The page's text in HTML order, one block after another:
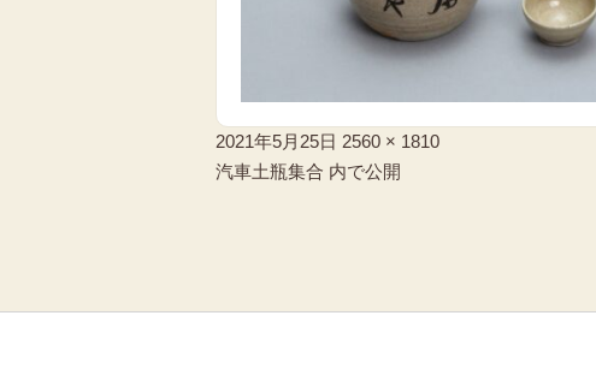
投
稿
2021年5月25日 フ
ル
2560 × 1810
投
汽車土瓶集合 内で公開